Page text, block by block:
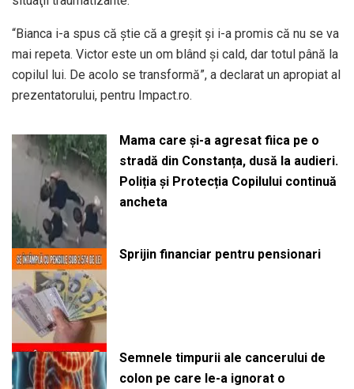
“Bianca i-a spus că știe că a greșit și i-a promis că nu se va
mai repeta. Victor este un om blând și cald, dar totul până la
copilul lui. De acolo se transformă”, a declarat un apropiat al
prezentatorului, pentru Impact.ro.
Mama care și-a agresat fiica pe o
stradă din Constanța, dusă la audieri.
Poliția și Protecția Copilului continuă
ancheta
Sprijin financiar pentru pensionari
Semnele timpurii ale cancerului de
colon pe care le-a ignorat o